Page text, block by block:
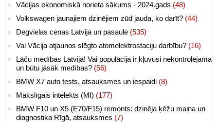
Vācijas ekonomiskā norieta sākums - 2024.gads (48)
Volkswagen jaunajiem dzinējiem zūd jauda, ko darīt? (44)
Degvielas cenas Latvijā un pasaulē (535)
Vai Vācija atjaunos slēgto atomelektrostaciju darbību? (16)
Lāču medības Latvijā! Vai populācija ir kļuvusi nekontrolējama
un būtu jāsāk medības? (56)
BMW X7 auto tests, atsauksmes un iespaidi (8)
Makslīgais intelekts (MI) (177)
BMW F10 un X5 (E70/F15) remonts: dzinēja ķēžu maiņa un
diagnostika Rīgā, atsauksmes (7)